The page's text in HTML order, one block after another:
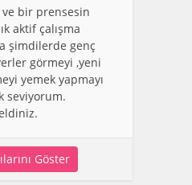
ve bir prensesin
aktif çalışma
şimdilerde genç
görmeyi ,yeni
yemek yapmayı
seviyorum.
Göster